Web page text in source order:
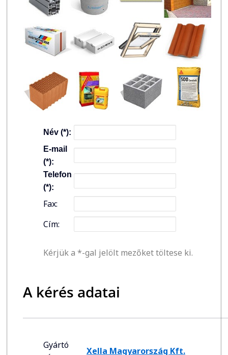
Név (*):
E-mail
(*):
Telefon
(*):
Fax:
Cím:
Kérjük a *-gal jelölt mezőket töltese ki.
A kérés adatai
Gyártó
Xella Magyarország Kft.